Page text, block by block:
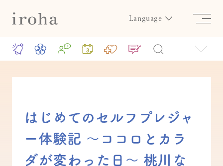
Language
はじめてのセルフプレジャ
ー体験記 〜ココロとカラ
ダが変わった日〜 桃川な